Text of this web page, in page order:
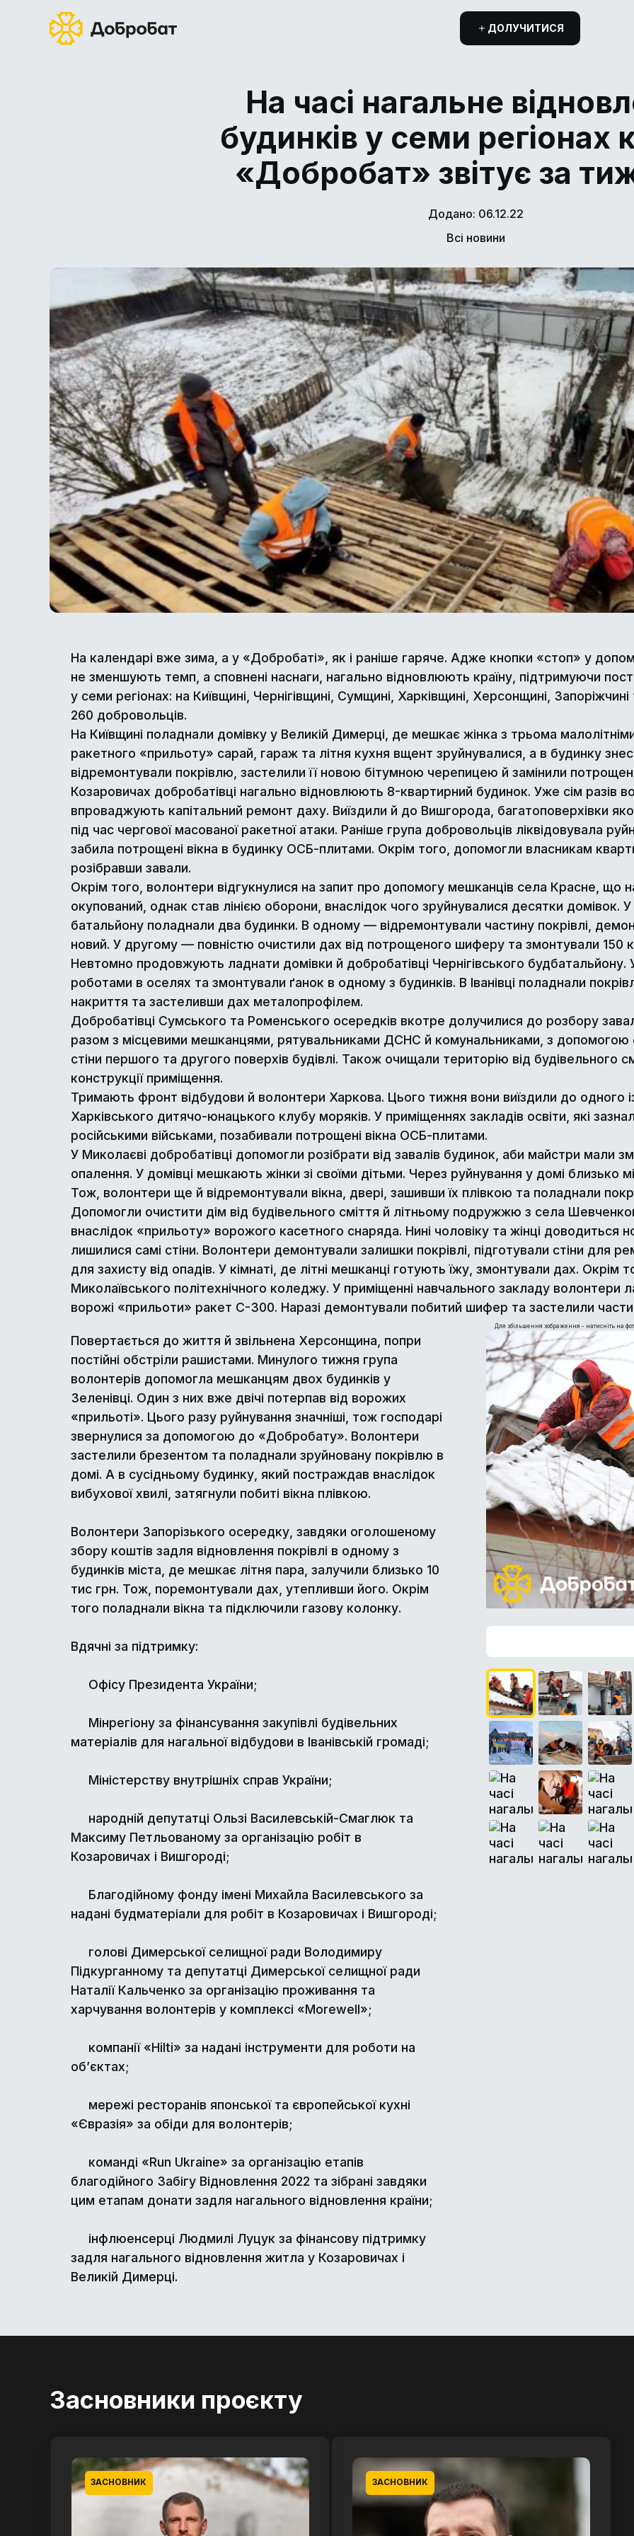
ДОЛУЧИТИСЯ
На часі нагальне
будинків у семи регіонах
«Добробат» звітує за
Додано: 06.12.22
Всі новини
На календарі вже зима, а у «Добробаті», як і раніше гаряче. Адже кнопки «стоп» у
не зменшують темп, а сповнені наснаги, нагально відновлюють країну, підтримуючи
у семи регіонах: на Київщині, Чернігівщині, Сумщині, Харківщині, Херсонщині,
260 добровольців.
На Київщині поладнали домівку у Великій Димерці, де мешкає жінка з трьома
ракетного «прильоту» сарай, гараж та літня кухня вщент зруйнувалися, а в будинку
відремонтували покрівлю, застелили її новою бітумною черепицею й замінили
Козаровичах добробатівці нагально відновлюють 8-квартирний будинок. Уже сім разів
впроваджують капітальний ремонт даху. Виїздили й до Вишгорода, багатоповерхівки
під час чергової масованої ракетної атаки. Раніше група добровольців ліквідовувала
забила потрощені вікна в будинку ОСБ-плитами. Окрім того, допомогли власникам
розібравши завали.
Окрім того, волонтери відгукнулися на запит про допомогу мешканців села Красне, що
окупований, однак став лінією оборони, внаслідок чого зруйнувалися десятки домівок.
батальйону поладнали два будинки. В одному — відремонтували частину покрівлі,
новий. У другому — повністю очистили дах від потрощеного шиферу та змонтували 150
Невтомно продовжують ладнати домівки й добробатівці Чернігівського будбатальйону.
роботами в оселях та змонтували ґанок в одному з будинків. В Іванівці поладнали
накриття та застеливши дах металопрофілем.
Добробатівці Сумського та Роменського осередків вкотре долучилися до розбору
разом з місцевими мешканцями, рятувальниками ДСНС й комунальниками, з допомогою
стіни першого та другого поверхів будівлі. Також очищали територію від будівельного
конструкції приміщення.
Тримають фронт відбудови й волонтери Харкова. Цього тижня вони виїздили до одного
Харківського дитячо-юнацького клубу моряків. У приміщеннях закладів освіти, які
російськими військами, позабивали потрощені вікна ОСБ-плитами.
У Миколаєві добробатівці допомогли розібрати від завалів будинок, аби майстри мали
опалення. У домівці мешкають жінки зі своїми дітьми. Через руйнування у домі близько
Тож, волонтери ще й відремонтували вікна, двері, зашивши їх плівкою та поладнали
Допомогли очистити дім від будівельного сміття й літньому подружжю з села
внаслідок «прильоту» ворожого касетного снаряда. Нині чоловіку та жінці доводиться
лишилися самі стіни. Волонтери демонтували залишки покрівлі, підготували стіни для
для захисту від опадів. У кімнаті, де літні мешканці готують їжу, змонтували дах. Окрім
Миколаївського політехнічного коледжу. У приміщенні навчального закладу
ворожі «прильоти» ракет С-300. Наразі демонтували побитий шифер та застелили
Повертається до життя й звільнена Херсонщина, попри
постійні обстріли рашистами. Минулого тижня група
волонтерів допомогла мешканцям двох будинків у
Зеленівці. Один з них вже двічі потерпав від ворожих
«прильоті». Цього разу руйнування значніші, тож господарі
звернулися за допомогою до «Добробату». Волонтери
застелили брезентом та поладнали зруйновану покрівлю в
домі. А в сусідньому будинку, який постраждав внаслідок
вибухової хвилі, затягнули побиті вікна плівкою.
Волонтери Запорізького осередку, завдяки оголошеному
збору коштів задля відновлення покрівлі в одному з
будинків міста, де мешкає літня пара, залучили близько 10
тис грн. Тож, поремонтували дах, утепливши його. Окрім
того поладнали вікна та підключили газову колонку.
Вдячні за підтримку:
Офісу Президента України;
Мінрегіону за фінансування закупівлі будівельних
матеріалів для нагальної відбудови в Іванівській громаді;
Міністерству внутрішніх справ України;
народній депутатці Ользі Василевській-Смаглюк та
Максиму Петльованому за організацію робіт в
Козаровичах і Вишгороді;
Благодійному фонду імені Михайла Василевського за
надані будматеріали для робіт в Козаровичах і Вишгороді;
голові Димерської селищної ради Володимиру
Підкурганному та депутатці Димерської селищної ради
Наталії Кальченко за організацію проживання та
харчування волонтерів у комплексі «Morewell»;
компанії «Hilti» за надані інструменти для роботи на
об’єктах;
мережі ресторанів японської та європейської кухні
«Євразія» за обіди для волонтерів;
команді «Run Ukraine» за організацію етапів
благодійного Забігу Відновлення 2022 та зібрані завдяки
цим етапам донати задля нагального відновлення країни;
інфлюенсерці Людмилі Луцук за фінансову підтримку
задля нагального відновлення житла у Козаровичах і
Великій Димерці.
Для збільшення зображення - натисніть на
Засновники проєкту
ЗАСНОВНИК ЗАСНОВНИК